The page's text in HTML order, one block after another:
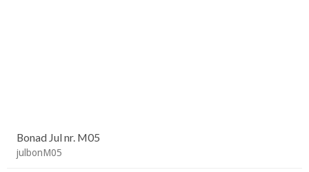
Bonad Jul nr. M05
julbonM05